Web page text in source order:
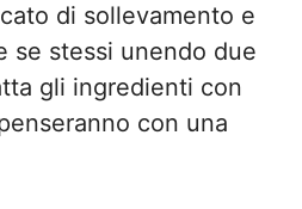
di sollevamento e
se stessi unendo due
gli ingredienti con
con una